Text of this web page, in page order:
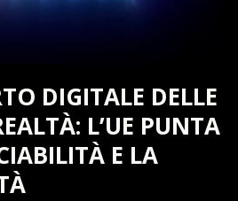
DIGITALE DELLE
L’UE PUNTA
E LA